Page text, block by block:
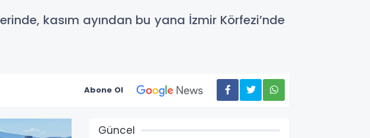
kasım ayından bu yana İzmir Körfezi’nde
Abone Ol
Güncel